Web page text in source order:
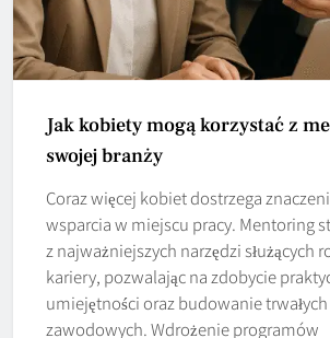
Jak kobiety mogą korzystać z
swojej branży
Coraz więcej kobiet dostrzega
wsparcia w miejscu pracy. Mentoring
z najważniejszych narzędzi służących
kariery, pozwalając na zdobycie
umiejętności oraz budowanie
zawodowych. Wdrożenie programów